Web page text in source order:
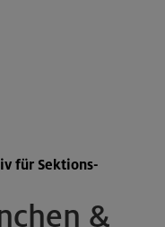
&
für Sektions-